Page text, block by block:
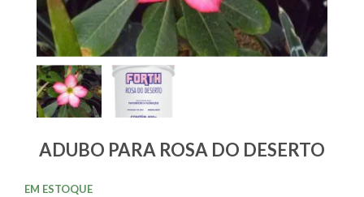
ADUBO PARA ROSA DO DESERTO
EM ESTOQUE